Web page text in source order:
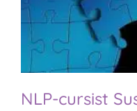
NLP-cursist